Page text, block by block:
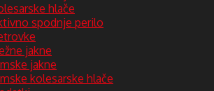
hlače
spodnje perilo
jakne
jakne
kolesarske hlače